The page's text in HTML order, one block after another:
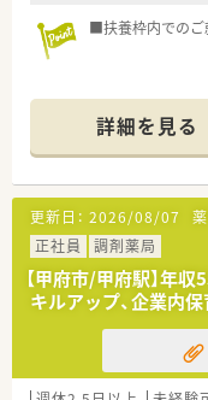
ています。
います。
■企業内保育制度
事と育児を両立
います。
【法人特徴につい
■山梨県内で17店
事業所の運営な
です。
■社長も薬剤師と
経営層に届きやす
あります。
■本部常駐のラ
取得の際にもサ
■扶養枠内でのご
詳細を見る
更新日： 2026/08/07
正社員
調剤薬局
【甲府市/甲府駅】年
キルアップ、企業内